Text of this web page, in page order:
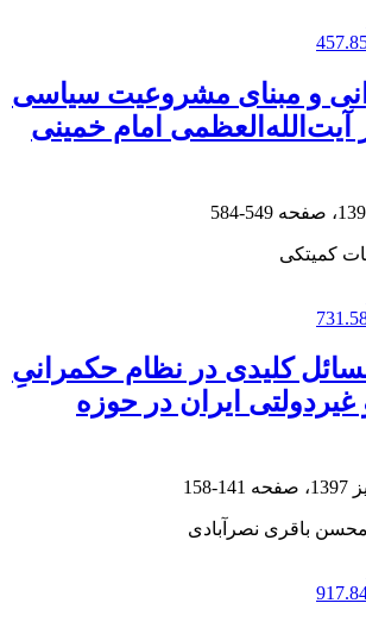
و مبنای مشروعیت سیاسی
امام خمینی
549-584
کمیتکی
کلیدی در نظام حکمرانیِ
ایران در حوزه
141-158
باقری نصرآبادی